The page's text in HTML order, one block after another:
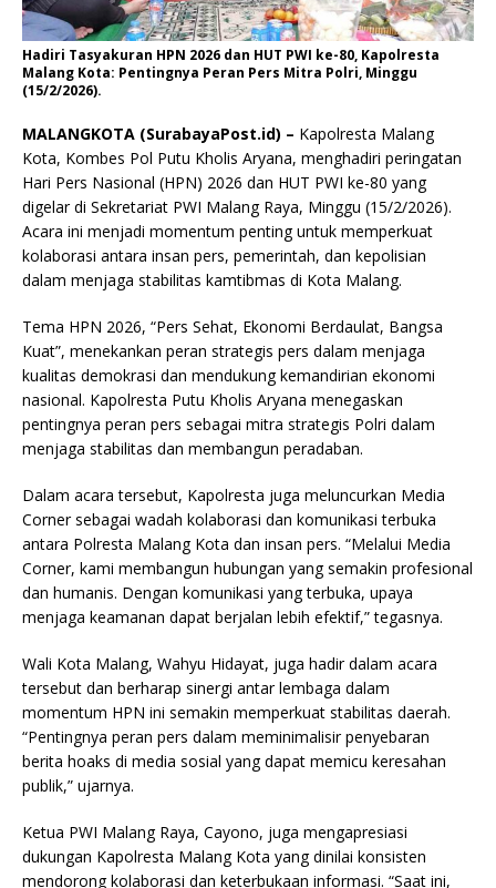
Hadiri Tasyakuran HPN 2026 dan HUT PWI ke-80, Kapolresta
Malang Kota: Pentingnya Peran Pers Mitra Polri, Minggu
(15/2/2026).
MALANGKOTA (SurabayaPost.id) – Kapolresta Malang
Kota, Kombes Pol Putu Kholis Aryana, menghadiri peringatan
Hari Pers Nasional (HPN) 2026 dan HUT PWI ke-80 yang
digelar di Sekretariat PWI Malang Raya, Minggu (15/2/2026).
Acara ini menjadi momentum penting untuk memperkuat
kolaborasi antara insan pers, pemerintah, dan kepolisian
dalam menjaga stabilitas kamtibmas di Kota Malang.
Tema HPN 2026, “Pers Sehat, Ekonomi Berdaulat, Bangsa
Kuat”, menekankan peran strategis pers dalam menjaga
kualitas demokrasi dan mendukung kemandirian ekonomi
nasional. Kapolresta Putu Kholis Aryana menegaskan
pentingnya peran pers sebagai mitra strategis Polri dalam
menjaga stabilitas dan membangun peradaban.
Dalam acara tersebut, Kapolresta juga meluncurkan Media
Corner sebagai wadah kolaborasi dan komunikasi terbuka
antara Polresta Malang Kota dan insan pers. “Melalui Media
Corner, kami membangun hubungan yang semakin profesional
dan humanis. Dengan komunikasi yang terbuka, upaya
menjaga keamanan dapat berjalan lebih efektif,” tegasnya.
Wali Kota Malang, Wahyu Hidayat, juga hadir dalam acara
tersebut dan berharap sinergi antar lembaga dalam
momentum HPN ini semakin memperkuat stabilitas daerah.
“Pentingnya peran pers dalam meminimalisir penyebaran
berita hoaks di media sosial yang dapat memicu keresahan
publik,” ujarnya.
Ketua PWI Malang Raya, Cayono, juga mengapresiasi
dukungan Kapolresta Malang Kota yang dinilai konsisten
mendorong kolaborasi dan keterbukaan informasi. “Saat ini,